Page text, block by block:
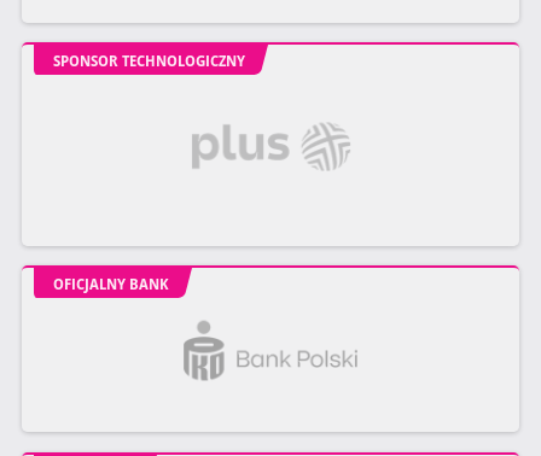
SPONSOR TECHNOLOGICZNY
OFICJALNY BANK